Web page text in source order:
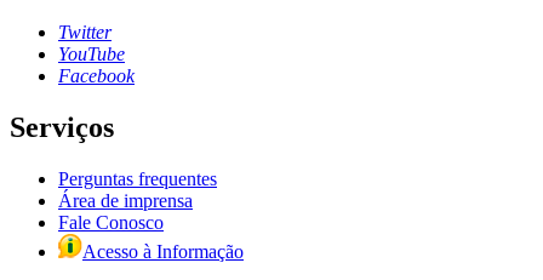
Twitter
YouTube
Facebook
Serviços
Perguntas frequentes
Área de imprensa
Fale Conosco
Acesso à Informação